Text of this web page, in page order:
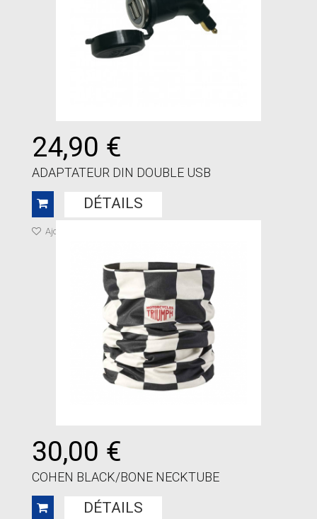
24,90 €
ADAPTATEUR DIN DOUBLE USB
DÉTAILS
Ajouter à ma liste de cadeaux
30,00 €
COHEN BLACK/BONE NECKTUBE
DÉTAILS